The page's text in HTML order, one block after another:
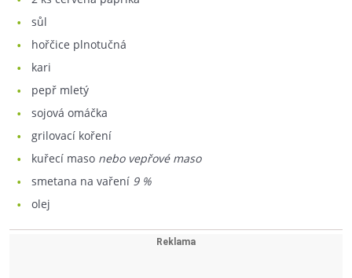
sůl
hořčice plnotučná
kari
pepř mletý
sojová omáčka
grilovací koření
kuřecí maso nebo vepřové maso
smetana na vaření 9 %
olej